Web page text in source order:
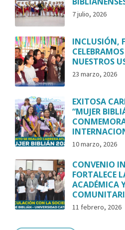
7 julio, 2026
INCLUSIÓN,
NUESTROS
23 marzo, 2026
EXITOSA
“MUJER
10 marzo, 2026
CONVENIO
FORTALECE
ACADÉMICA
11 febrero, 2026